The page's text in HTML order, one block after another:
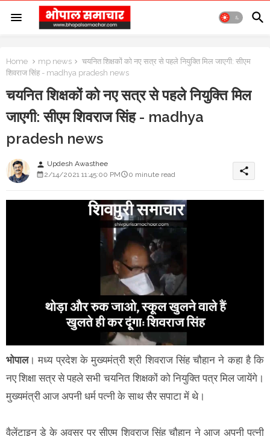
Home mp news
चयनित शिक्षकों को नए सत्र से पहले नियुक्ति मिल जाएगी: सीएम
शिवराज सिंह - madhya pradesh news
चयनित शिक्षकों को नए सत्र से पहले नियुक्ति मिल
जाएगी: सीएम शिवराज सिंह - madhya
pradesh news
person Updesh Awasthee
2/14/2021 11:45:00 PM
0 minute read share
भोपाल। मध्य प्रदेश के मुख्यमंत्री श्री शिवराज सिंह चौहान ने कहा है कि
नए शिक्षा सत्र से पहले सभी चयनित शिक्षकों को नियुक्ति पत्र मिल जायेंगे।
मुख्यमंत्री आज अपनी धर्म पत्नी के साथ सैर सपाटा में थे।
वैलेंटाइन डे के अवसर पर सीएम शिवराज सिंह चौहान ने आज अपनी पत्नी